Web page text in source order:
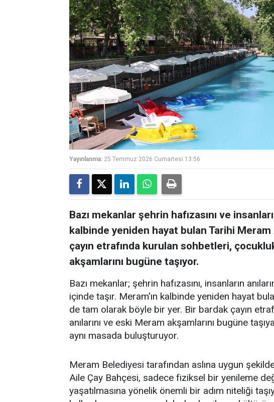
Yayınlanma: 25 Temmuz 2026 Cumartesi 13:56
Bazı mekanlar şehrin hafızasını ve
kalbinde yeniden hayat bulan Tarihi
çayın etrafında kurulan sohbetleri,
akşamlarını bugüne taşıyor.
Bazı mekanlar; şehrin hafızasını, insanların
içinde taşır. Meram'ın kalbinde yeniden hayat
de tam olarak böyle bir yer. Bir bardak çayın
anılarını ve eski Meram akşamlarını bugüne
aynı masada buluşturuyor.
Meram Belediyesi tarafından aslına uygun
Aile Çay Bahçesi, sadece fiziksel bir yenileme
yaşatılmasına yönelik önemli bir adım niteliği